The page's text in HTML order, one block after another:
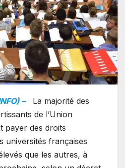
–
La majorité des
de l’Union
payer des droits
universités françaises
que les autres, à